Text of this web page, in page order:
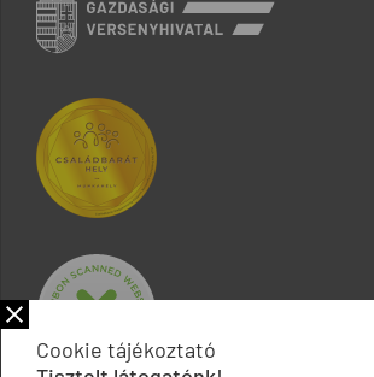
Cookie tájékoztató